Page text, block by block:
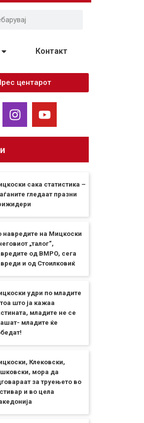
Контакт
центарот
сака статистика –
гледаат празни
навредите на Мицкоски
„талог“,
од ВМРО, сега
и од Стоилковиќ
удри по младите
што ја кажаа
младите не се
младите ќе
Клековски,
мора да
за труењето во
и во цела